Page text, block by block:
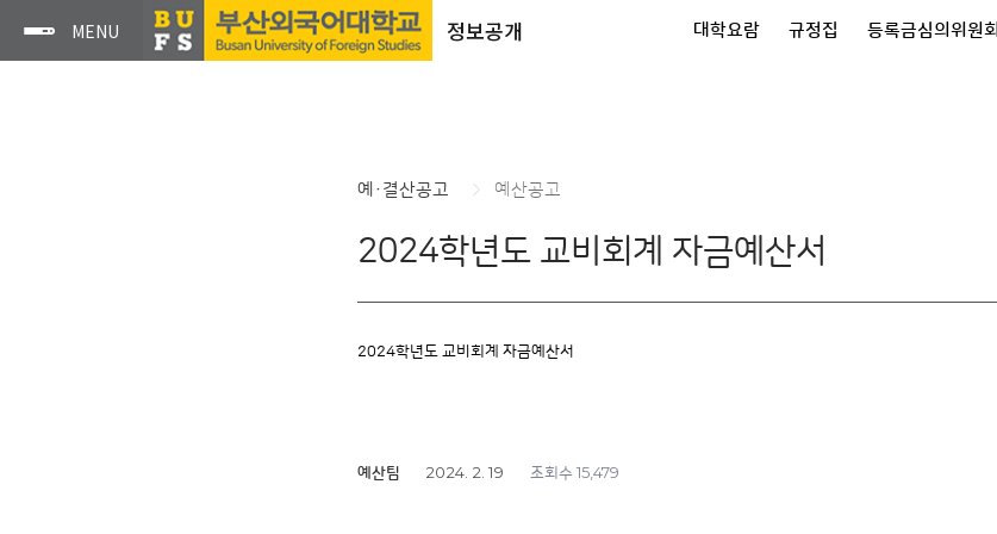
정보공개 대학요람 규정집 등록금심의위원회
예·결산공고 예산공고
2024학년도 교비회계 자금예산서
2024학년도 교비회계 자금예산서
예산팀 2024. 2. 19 조회수 15,479